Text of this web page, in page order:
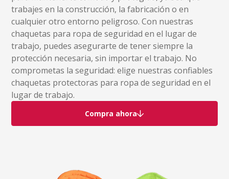
trabajes en la construcción, la fabricación o en
cualquier otro entorno peligroso. Con nuestras
chaquetas para ropa de seguridad en el lugar de
trabajo, puedes asegurarte de tener siempre la
protección necesaria, sin importar el trabajo. No
comprometas la seguridad: elige nuestras confiables
chaquetas protectoras para ropa de seguridad en el
lugar de trabajo.
Compra ahora